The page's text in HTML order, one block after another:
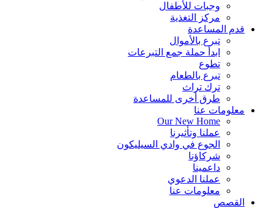
وجبات للأطفال
مركز التغذية
قدم المساعدة
تبرع بالأموال
ابدأ حملة جمع التبرعات
تطوع
تبرع بالطعام
ترك تراث
طرق أخرى للمساعدة
معلومات عنا
Our New Home
عملنا وتأثيرنا
الجوع في وادي السيليكون
شركاؤنا
داعمينا
عملنا الدعوي
معلومات عنا
القصص